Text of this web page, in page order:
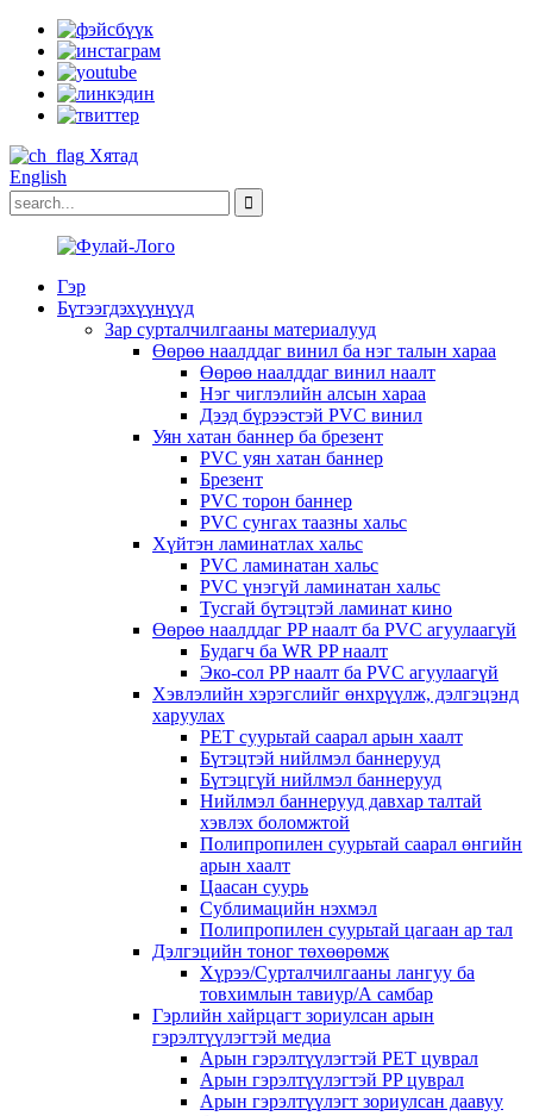
Хятад
English
Гэр
Бүтээгдэхүүнүүд
Зар сурталчилгааны материалууд
Өөрөө наалддаг винил ба нэг талын хараа
Өөрөө наалддаг винил наалт
Нэг чиглэлийн алсын хараа
Дээд бүрээстэй PVC винил
Уян хатан баннер ба брезент
PVC уян хатан баннер
Брезент
PVC торон баннер
PVC сунгах таазны хальс
Хүйтэн ламинатлах хальс
PVC ламинатан хальс
PVC үнэгүй ламинатан хальс
Тусгай бүтэцтэй ламинат кино
Өөрөө наалддаг PP наалт ба PVC агуулаагүй
Будагч ба WR PP наалт
Эко-сол PP наалт ба PVC агуулаагүй
Хэвлэлийн хэрэгслийг өнхрүүлж, дэлгэцэнд
харуулах
PET суурьтай саарал арын хаалт
Бүтэцтэй нийлмэл баннерууд
Бүтэцгүй нийлмэл баннерууд
Нийлмэл баннерууд давхар талтай
хэвлэх боломжтой
Полипропилен суурьтай саарал өнгийн
арын хаалт
Цаасан суурь
Сублимацийн нэхмэл
Полипропилен суурьтай цагаан ар тал
Дэлгэцийн тоног төхөөрөмж
Хүрээ/Сурталчилгааны лангуу ба
товхимлын тавиур/А самбар
Гэрлийн хайрцагт зориулсан арын
гэрэлтүүлэгтэй медиа
Арын гэрэлтүүлэгтэй PET цуврал
Арын гэрэлтүүлэгтэй PP цуврал
Арын гэрэлтүүлэгт зориулсан даавуу